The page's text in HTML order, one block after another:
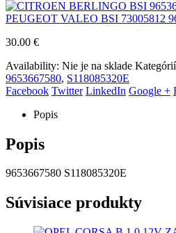
PEUGEOT VALEO BSI 73005812
30.00 €
Availability: Nie je na sklade
9653667580, S118085320E
Facebook Twitter LinkedIn Google +
Popis
Popis
9653667580 S118085320E
Súvisiace produkty